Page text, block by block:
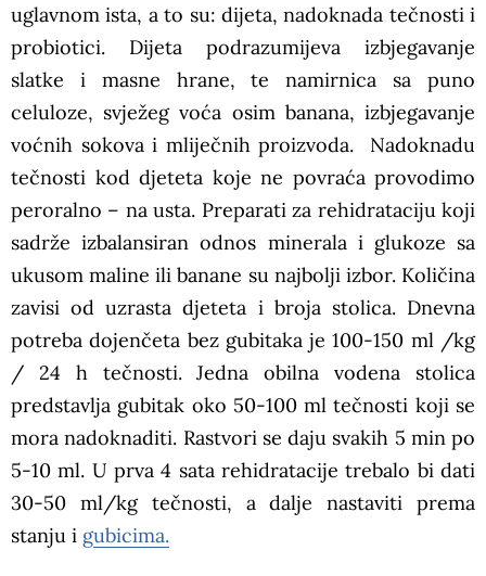
uglavnom ista, a to su: dijeta, nadoknada tečnosti i
probiotici. Dijeta podrazumijeva izbjegavanje
slatke i masne hrane, te namirnica sa puno
celuloze, svježeg voća osim banana, izbjegavanje
voćnih sokova i mliječnih proizvoda. Nadoknadu
tečnosti kod djeteta koje ne povraća provodimo
peroralno – na usta. Preparati za rehidrataciju koji
sadrže izbalansiran odnos minerala i glukoze sa
ukusom maline ili banane su najbolji izbor. Količina
zavisi od uzrasta djeteta i broja stolica. Dnevna
potreba dojenčeta bez gubitaka je 100-150 ml /kg
/ 24 h tečnosti. Jedna obilna vodena stolica
predstavlja gubitak oko 50-100 ml tečnosti koji se
mora nadoknaditi. Rastvori se daju svakih 5 min po
5-10 ml. U prva 4 sata rehidratacije trebalo bi dati
30-50 ml/kg tečnosti, a dalje nastaviti prema
stanju i gubicima.